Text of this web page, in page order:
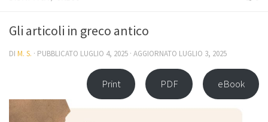
Gli articoli in greco antico
DI M. S. · PUBBLICATO LUGLIO 4, 2025 · AGGIORNATO LUGLIO 3, 2025
Print PDF eBook